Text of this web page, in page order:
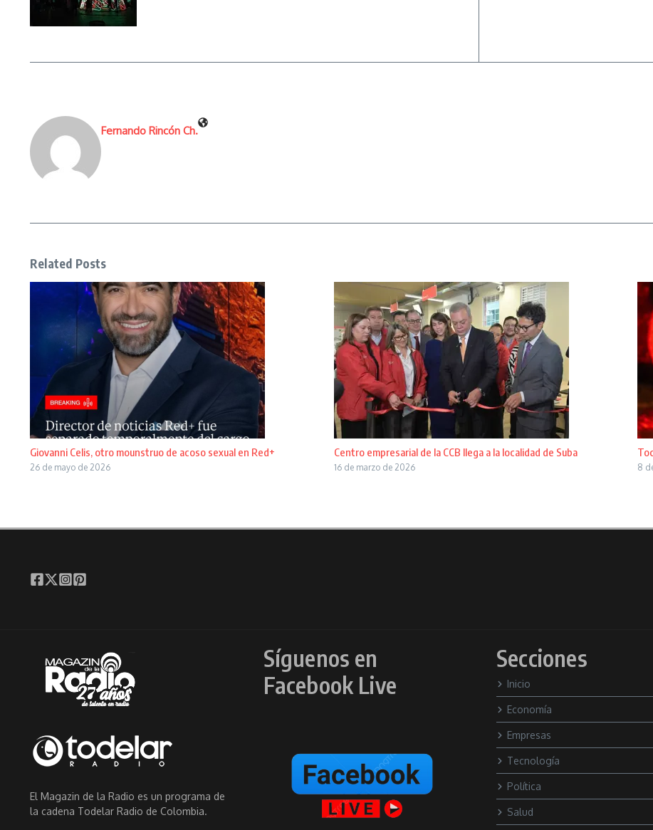
Fernando Rincón Ch.
Related Posts
Giovanni Celis, otro mounstruo de acoso sexual en Red+
26 de mayo de 2026
Centro empresarial de la CCB llega a la localidad de Suba
16 de marzo de 2026 8
El Magazin de la Radio es un programa de
la cadena Todelar Radio de Colombia.
Síguenos en
Facebook Live
Secciones
Inicio
Economía
Empresas
Tecnología
Política
Salud